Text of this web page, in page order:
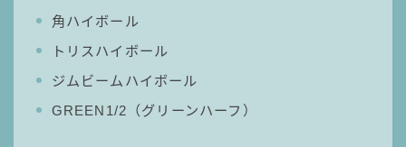
角ハイボール
トリスハイボール
ジムビームハイボール
GREEN1/2（グリーンハーフ）